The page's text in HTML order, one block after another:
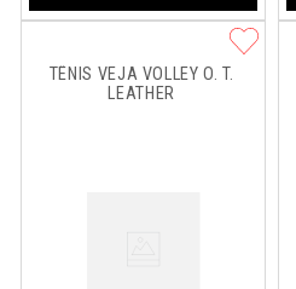
TÊNIS VEJA VOLLEY O. T.
LEATHER